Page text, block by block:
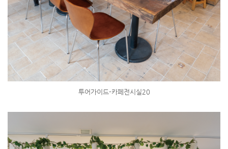
투어가이드-카페전시실20